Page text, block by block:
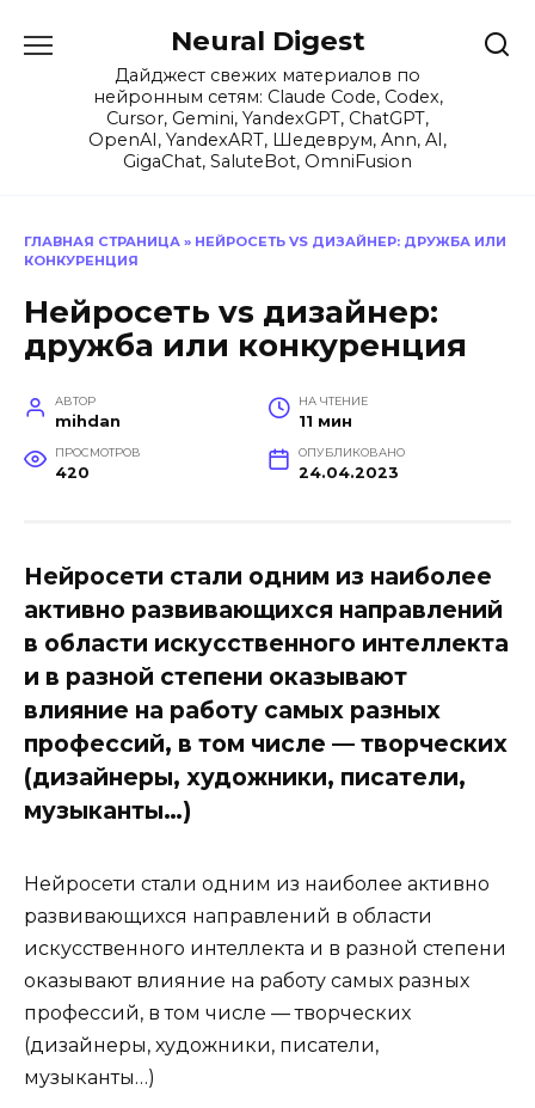
содержанию
Neural Digest
Дайджест свежих материалов по
нейронным сетям: Claude Code, Codex,
Cursor, Gemini, YandexGPT, ChatGPT,
OpenAI, YandexART, Шедеврум, Ann, AI,
GigaChat, SaluteBot, OmniFusion
ГЛАВНАЯ СТРАНИЦА » НЕЙРОСЕТЬ VS ДИЗАЙНЕР: ДРУЖБА ИЛИ
КОНКУРЕНЦИЯ
Нейросеть vs дизайнер:
дружба или конкуренция
АВТОР
mihdan
НА ЧТЕНИЕ
11 мин
ПРОСМОТРОВ
420
ОПУБЛИКОВАНО
24.04.2023
Нейросети стали одним из наиболее
активно развивающихся направлений
в области искусственного интеллекта
и в разной степени оказывают
влияние на работу самых разных
профессий, в том числе — творческих
(дизайнеры, художники, писатели,
музыканты…)
Нейросети стали одним из наиболее активно
развивающихся направлений в области
искусственного интеллекта и в разной степени
оказывают влияние на работу самых разных
профессий, в том числе — творческих
(дизайнеры, художники, писатели,
музыканты…)